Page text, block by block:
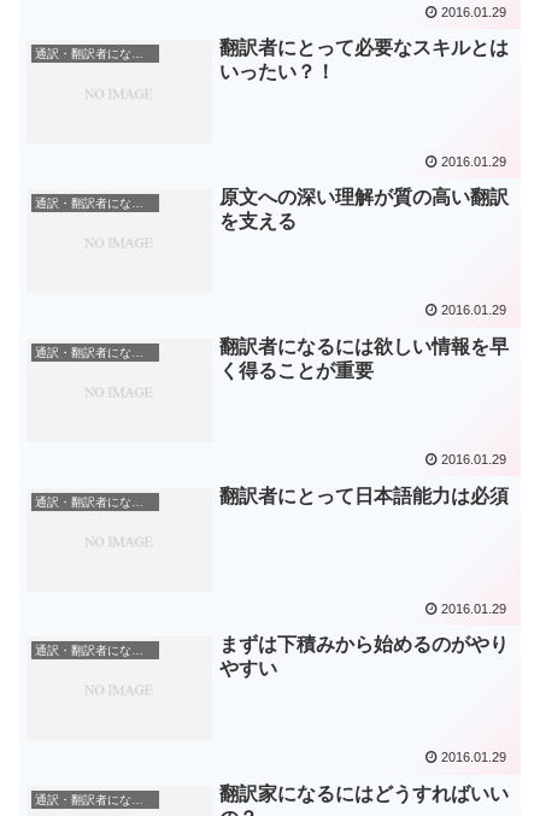
2016.01.29
通訳・翻訳者になる方法
翻訳者にとって必要なスキルとは
いったい？！
2016.01.29
原文への深い理解が質の高い翻訳
を支える
2016.01.29
翻訳者になるには欲しい情報を早
く得ることが重要
2016.01.29
翻訳者にとって日本語能力は必須
2016.01.29
通訳・翻訳者になる方法
まずは下積みから始めるのがやり
やすい
2016.01.29
翻訳家になるにはどうすればいい